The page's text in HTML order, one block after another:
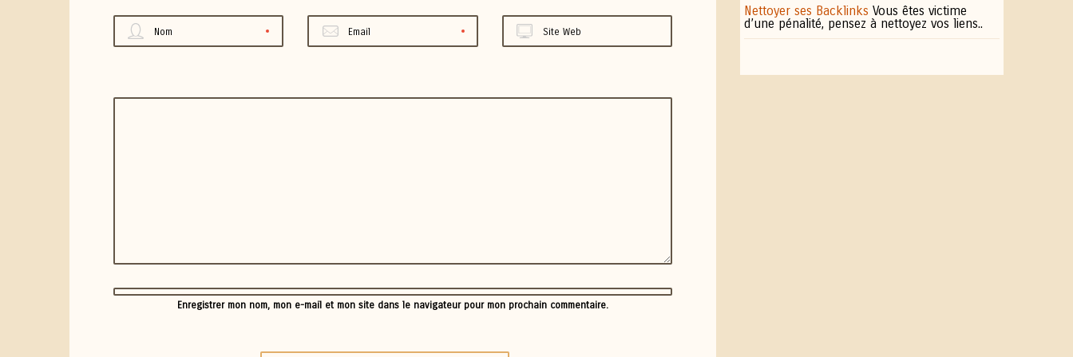
Nom Email Site Web
Enregistrer mon nom, mon e-mail et mon site dans le navigateur pour mon prochain commentaire.
Nettoyer ses Backlinks Vous êtes victime
d’une pénalité, pensez à nettoyez vos liens..